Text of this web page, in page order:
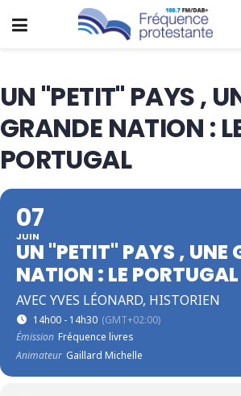
UN "PETIT" PAYS ,
GRANDE NATION :
PORTUGAL
07
JUIN
UN "PETIT" PAYS , UNE
NATION : LE PORTUGAL
AVEC YVES LÉONARD, HISTORIEN
14h00 - 14h30 (GMT+02:00)
Émission Fréquence livres
Animateur Gaillard Michelle